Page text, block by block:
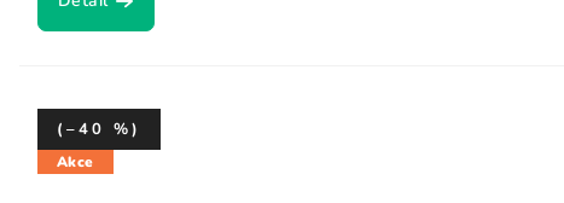
Akce
(–40 %)